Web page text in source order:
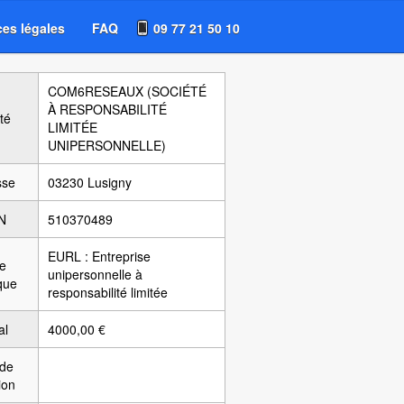
légales FAQ 09 77 21 50 10
COM6RESEAUX (SOCIÉTÉ
À RESPONSABILITÉ
LIMITÉE
UNIPERSONNELLE)
03230 Lusigny
510370489
EURL : Entreprise
unipersonnelle à
responsabilité limitée
4000,00 €